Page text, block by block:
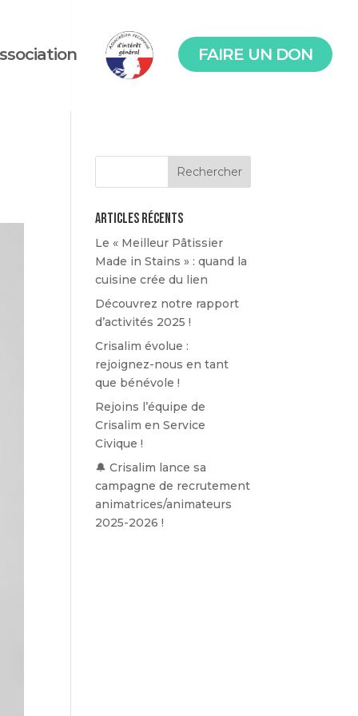
FAIRE UN DON
Articles récents
Le « Meilleur Pâtissier
Made in Stains » : quand la
cuisine crée du lien
Découvrez notre rapport
d’activités 2025 !
Crisalim évolue :
rejoignez-nous en tant
que bénévole !
Rejoins l’équipe de
Crisalim en Service
Civique !
🔔 Crisalim lance sa
campagne de recrutement
animatrices/animateurs
2025-2026 !